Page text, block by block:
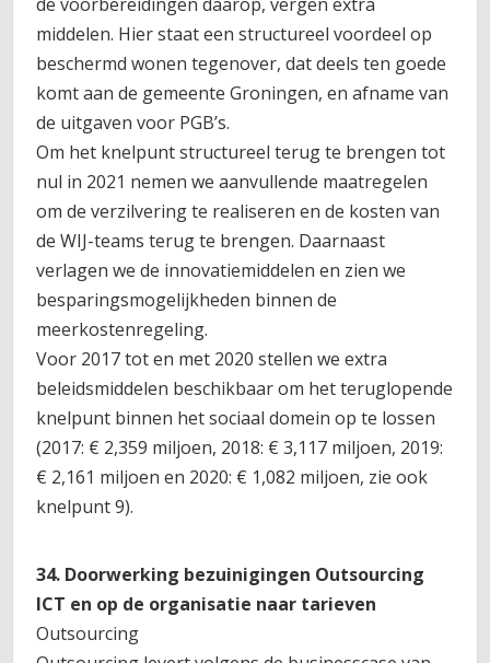
middelen. Hier staat een structureel voordeel op
beschermd wonen tegenover, dat deels ten goede
komt aan de gemeente Groningen, en afname van
de uitgaven voor PGB’s.
Om het knelpunt structureel terug te brengen tot
nul in 2021 nemen we aanvullende maatregelen
om de verzilvering te realiseren en de kosten van
de WIJ-teams terug te brengen. Daarnaast
verlagen we de innovatiemiddelen en zien we
besparingsmogelijkheden binnen de
meerkostenregeling.
Voor 2017 tot en met 2020 stellen we extra
beleidsmiddelen beschikbaar om het teruglopende
knelpunt binnen het sociaal domein op te lossen
(2017: € 2,359 miljoen, 2018: € 3,117 miljoen, 2019:
€ 2,161 miljoen en 2020: € 1,082 miljoen, zie ook
knelpunt 9).
34. Doorwerking bezuinigingen Outsourcing
ICT en op de organisatie naar tarieven
Outsourcing